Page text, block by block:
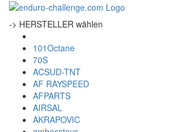
-> HERSTELLER wählen
101Octane
70S
ACSUD-TNT
AF RAYSPEED
AFPARTS
AIRSAL
AKRAPOVIC